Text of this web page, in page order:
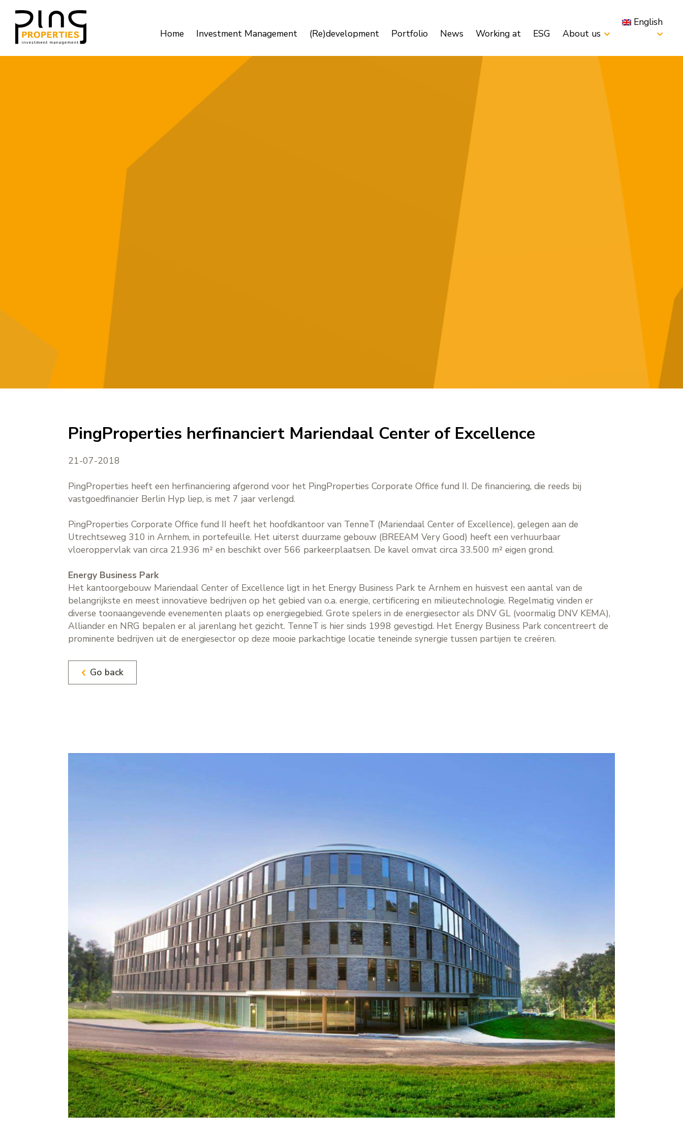
Home Investment Management (Re)development Portfolio News Working at ESG About us
English
PingProperties herfinanciert Mariendaal Center of Excellence
21-07-2018
PingProperties heeft een herfinanciering afgerond voor het PingProperties Corporate Office fund II. De financiering, die reeds bij
vastgoedfinancier Berlin Hyp liep, is met 7 jaar verlengd.
PingProperties Corporate Office fund II heeft het hoofdkantoor van TenneT (Mariendaal Center of Excellence), gelegen aan de
Utrechtseweg 310 in Arnhem, in portefeuille. Het uiterst duurzame gebouw (BREEAM Very Good) heeft een verhuurbaar
vloeroppervlak van circa 21.936 m² en beschikt over 566 parkeerplaatsen. De kavel omvat circa 33.500 m² eigen grond.
Energy Business Park
Het kantoorgebouw Mariendaal Center of Excellence ligt in het Energy Business Park te Arnhem en huisvest een aantal van de
belangrijkste en meest innovatieve bedrijven op het gebied van o.a. energie, certificering en milieutechnologie. Regelmatig vinden er
diverse toonaangevende evenementen plaats op energiegebied. Grote spelers in de energiesector als DNV GL (voormalig DNV KEMA),
Alliander en NRG bepalen er al jarenlang het gezicht. TenneT is hier sinds 1998 gevestigd. Het Energy Business Park concentreert de
prominente bedrijven uit de energiesector op deze mooie parkachtige locatie teneinde synergie tussen partijen te creëren.
Go back